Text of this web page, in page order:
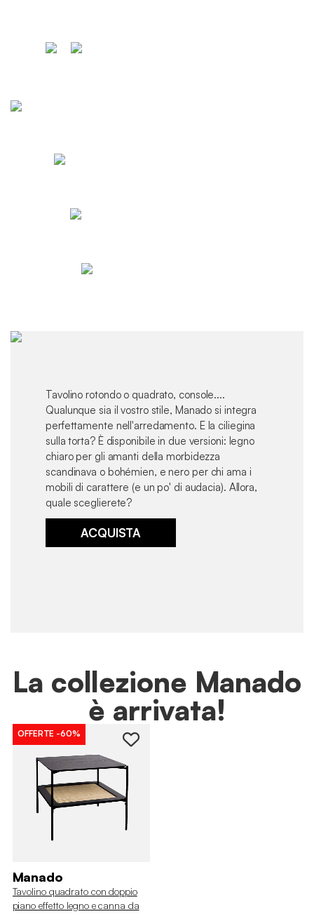
Tavolino rotondo o quadrato, console....
Qualunque sia il vostro stile, Manado si integra
perfettamente nell'arredamento. E la ciliegina
sulla torta? È disponibile in due versioni: legno
chiaro per gli amanti della morbidezza
scandinava o bohémien, e nero per chi ama i
mobili di carattere (e un po' di audacia). Allora,
quale sceglierete?
ACQUISTA
La collezione Manado
è arrivata!
OFFERTE -60%
Manado
Tavolino quadrato con doppio
piano effetto legno e canna da